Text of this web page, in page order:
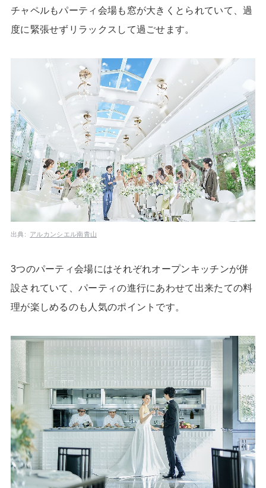
チャペルもパーティ会場も窓が大きくとられていて、過
度に緊張せずリラックスして過ごせます。
出典: アルカンシエル南青山
3つのパーティ会場にはそれぞれオープンキッチンが併
設されていて、パーティの進行にあわせて出来たての料
理が楽しめるのも人気のポイントです。